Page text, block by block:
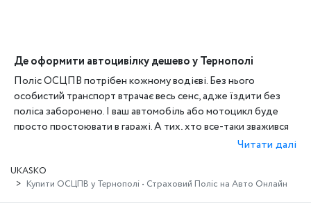
Де оформити автоцивілку дешево у Тернополі
Поліс ОСЦПВ потрібен кожному водієві. Без нього
особистий транспорт втрачає весь сенс, адже їздити без
поліса заборонено. І ваш автомобіль або мотоцикл буде
просто простоювати в гаражі. А тих, хто все-таки зважився
на їзду, не маючи автоцивілки, чекає штраф. І самостійна
аварії.
Тому важливо своєчасно оформляти поліс ОСЦПВ. І щоб не
Читати далі
UKASKO
Купити ОСЦПВ у Тернополі • Страховий Поліс на Авто Онлайн